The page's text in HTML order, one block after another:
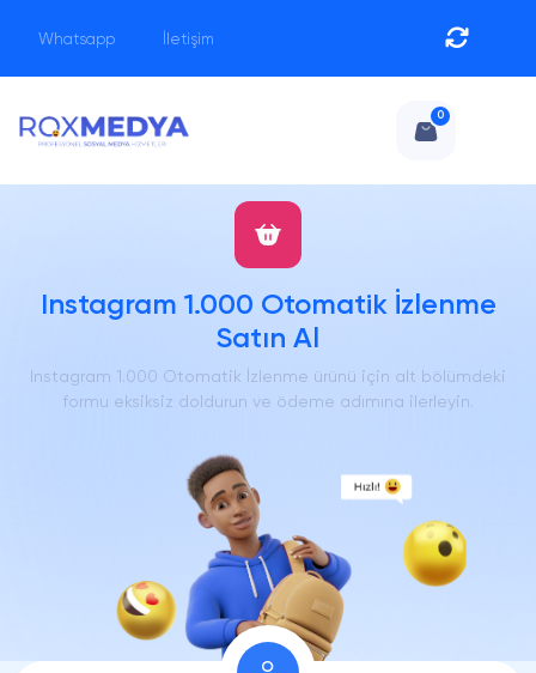
Whatsapp İletişim
0
Instagram 1.000 Otomatik İzlenme
Satın Al
Instagram 1.000 Otomatik İzlenme ürünü için alt bölümdeki
formu eksiksiz doldurun ve ödeme adımına ilerleyin.